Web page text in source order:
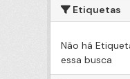
Etiquetas
Não há
essa busca